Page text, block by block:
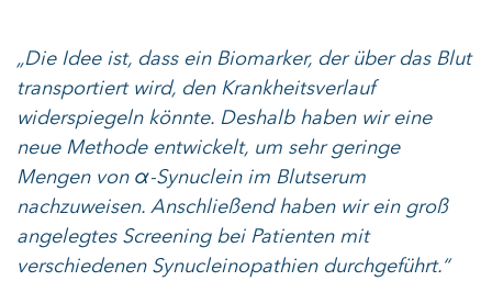
„Die Idee ist, dass ein Biomarker, der über das Blut
transportiert wird, den Krankheitsverlauf
widerspiegeln könnte. Deshalb haben wir eine
neue Methode entwickelt, um sehr geringe
Mengen von α-Synuclein im Blutserum
nachzuweisen. Anschließend haben wir ein groß
angelegtes Screening bei Patienten mit
verschiedenen Synucleinopathien durchgeführt.“